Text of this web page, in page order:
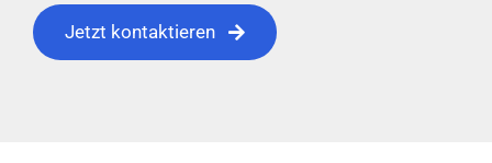
Jetzt kontaktieren